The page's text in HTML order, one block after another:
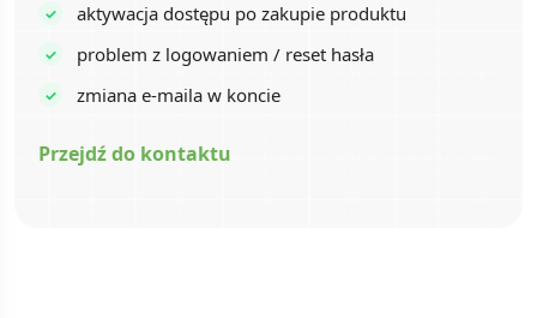
aktywacja dostępu po zakupie produktu
problem z logowaniem / reset hasła
zmiana e-maila w koncie
Przejdź do kontaktu